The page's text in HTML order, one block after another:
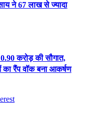
ने 67 लाख से ज्यादा
करोड़ की सौगात,
का रैंप वॉक बना आकर्षण